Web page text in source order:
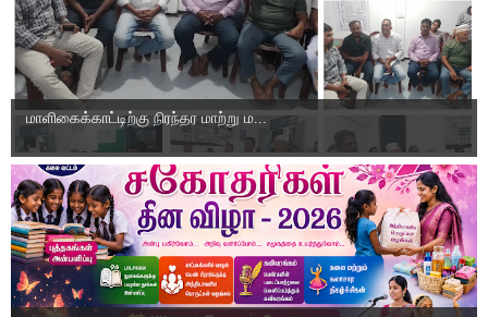
மாளிகைக்காட்டிற்கு நிரந்தர மாற்று ம...